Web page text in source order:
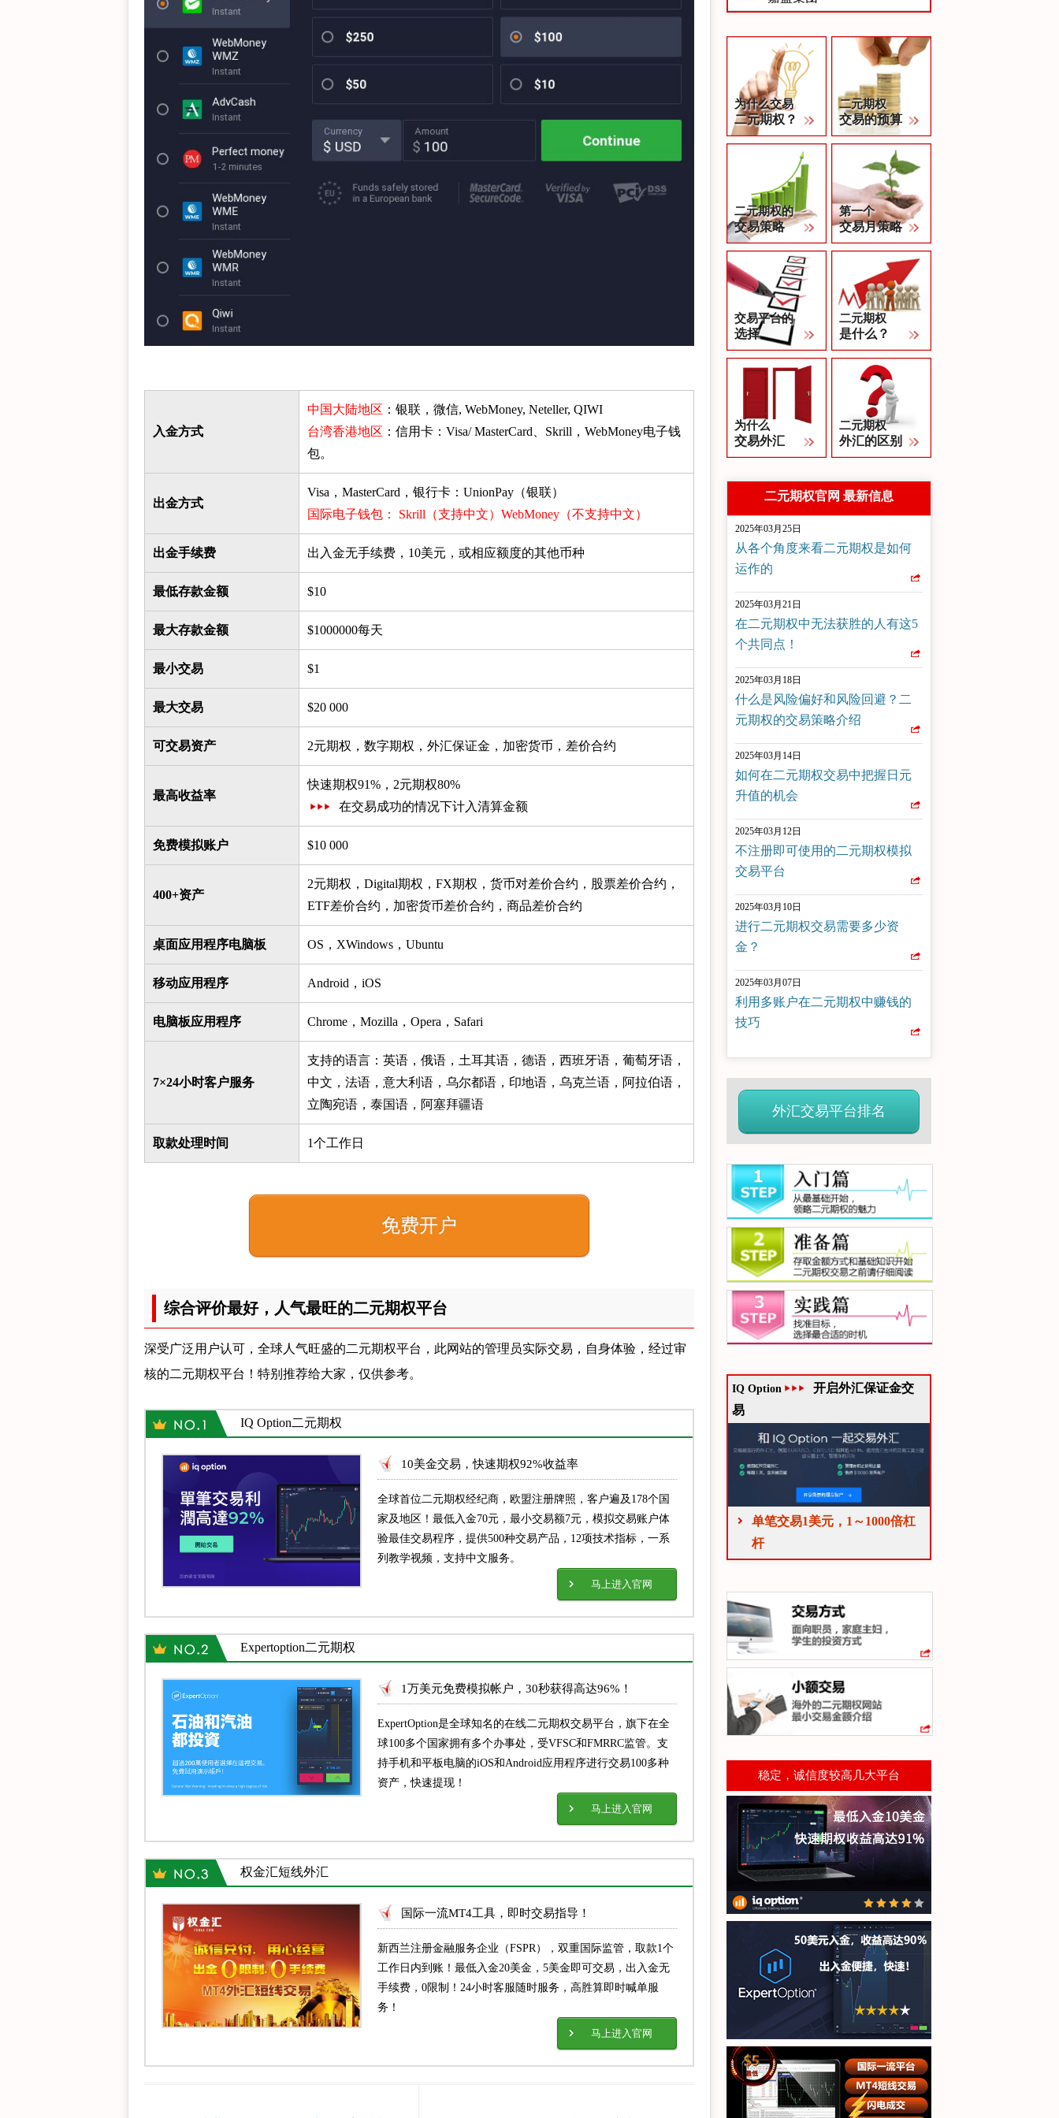
入金方式
中国大陆地区 ：银联，微信, WebMoney, Neteller, QIWI
台湾香港地区 ：信用卡：Visa/ MasterCard、Skrill，WebMoney电子钱
包。
出金方式
Visa，MasterCard，银行卡：UnionPay（银联）
国际电子钱包： Skrill（支持中文）WebMoney（不支持中文）
出金手续费 出入金无手续费，10美元，或相应额度的其他币种
最低存款金额 $10
最大存款金额 $1000000每天
最小交易 $1
最大交易 $20 000
可交易资产 2元期权，数字期权，外汇保证金，加密货币，差价合约
最高收益率
快速期权91%，2元期权80%
在交易成功的情况下计入清算金额
免费模拟账户 $10 000
400+资产
2元期权，Digital期权，FX期权，货币对差价合约，股票差价合约，
ETF差价合约，加密货币差价合约，商品差价合约
桌面应用程序电脑板 OS，XWindows，Ubuntu
移动应用程序 Android，iOS
电脑板应用程序 Chrome，Mozilla，Opera，Safari
7×24小时客户服务
支持的语言：英语，俄语，土耳其语，德语，西班牙语，葡萄牙语，
中文，法语，意大利语，乌尔都语，印地语，乌克兰语，阿拉伯语，
立陶宛语，泰国语，阿塞拜疆语
取款处理时间 1个工作日
免费开户
综合评价最好，人气最旺的二元期权平台
深受广泛用户认可，全球人气旺盛的二元期权平台，此网站的管理员实际交易，自身体验，经过审
核的二元期权平台！特别推荐给大家，仅供参考。
IQ Option二元期权
10美金交易，快速期权92%收益率
全球首位二元期权经纪商，欧盟注册牌照，客户遍及178个国
家及地区！最低入金70元，最小交易额7元，模拟交易账户体
验最佳交易程序，提供500种交易产品，12项技术指标，一系
列教学视频，支持中文服务。
马上进入官网
Expertoption二元期权
1万美元免费模拟帐户，30秒获得高达96%！
ExpertOption是全球知名的在线二元期权交易平台，旗下在全
球100多个国家拥有多个办事处，受VFSC和FMRRC监管。支
持手机和平板电脑的iOS和Android应用程序进行交易100多种
资产，快速提现！
马上进入官网
权金汇短线外汇
国际一流MT4工具，即时交易指导！
新西兰注册金融服务企业（FSPR），双重国际监管，取款1个
工作日内到账！最低入金20美金，5美金即可交易，出入金无
手续费，0限制！24小时客服随时服务，高胜算即时喊单服
务！
马上进入官网
为什么交易
二元期权？
二元期权
交易的预算
二元期权的
交易策略
第一个
交易月策略
交易平台的
选择
二元期权
是什么？
为什么
交易外汇
二元期权
外汇的区别
二元期权官网 最新信息
2025年03月25日
从各个角度来看二元期权是如何
运作的
2025年03月21日
在二元期权中无法获胜的人有这5
个共同点！
2025年03月18日
什么是风险偏好和风险回避？二
元期权的交易策略介绍
2025年03月14日
如何在二元期权交易中把握日元
升值的机会
2025年03月12日
不注册即可使用的二元期权模拟
交易平台
2025年03月10日
进行二元期权交易需要多少资
金？
2025年03月07日
利用多账户在二元期权中赚钱的
技巧
外汇交易平台排名
IQ Option
开启外汇保证金交
易
单笔交易1美元，1～1000倍杠
杆
稳定，诚信度较高几大平台